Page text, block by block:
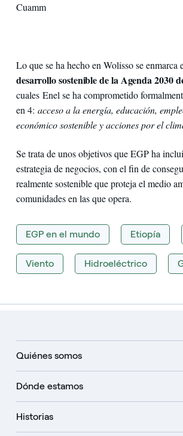
Cuamm
Lo que se ha hecho en Wolisso se enmarca
desarrollo sostenible de la Agenda 2030
cuales Enel se ha comprometido
en 4: acceso a la energía, educación,
económico sostenible y acciones por el
Se trata de unos objetivos que EGP ha
estrategia de negocios, con el fin de
realmente sostenible que proteja el medio
comunidades en las que opera.
EGP en el mundo Etiopía
Viento Hidroeléctrico
Quiénes somos
Dónde estamos
Historias